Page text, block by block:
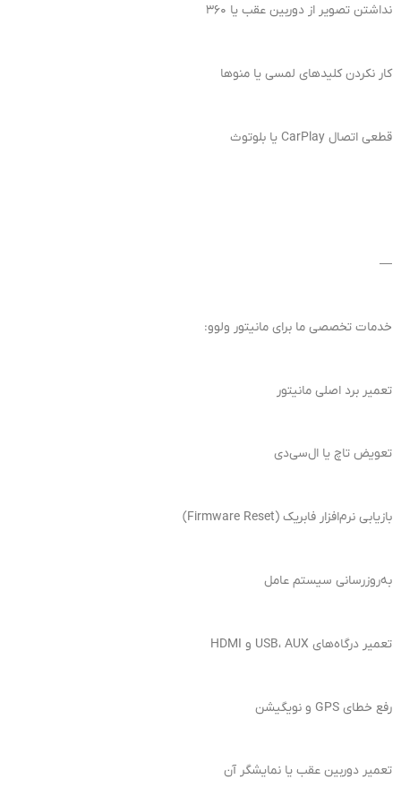
نداشتن تصویر از دوربین عقب یا ۳۶۰
کار نکردن کلیدهای لمسی یا منوها
قطعی اتصال CarPlay یا بلوتوث
—
خدمات تخصصی ما برای مانیتور ولوو:
تعمیر برد اصلی مانیتور
تعویض تاچ یا ال‌سی‌دی
بازیابی نرم‌افزار فابریک (Firmware Reset)
به‌روزرسانی سیستم عامل
تعمیر درگاه‌های USB، AUX و HDMI
رفع خطای GPS و نویگیشن
تعمیر دوربین عقب یا نمایشگر آن